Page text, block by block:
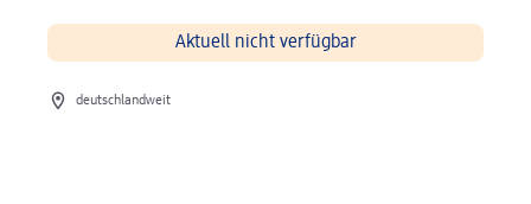
Aktuell nicht verfügbar
Ort der Stelle
deutschlandweit